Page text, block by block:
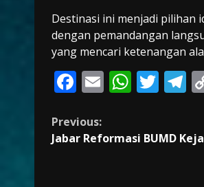
Destinasi ini menjadi pilihan
dengan pemandangan
yang mencari ketenangan
F
e
b
E
l
W
s
T
er
T
Continue
Previous:
Jabar Reformasi BUMD